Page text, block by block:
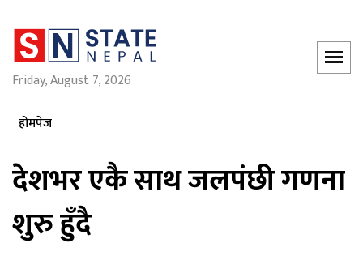
Friday, August 7, 2026
होमपेज
देशभर एकै साथ जलपंछी गणना
शुरु हुँदै